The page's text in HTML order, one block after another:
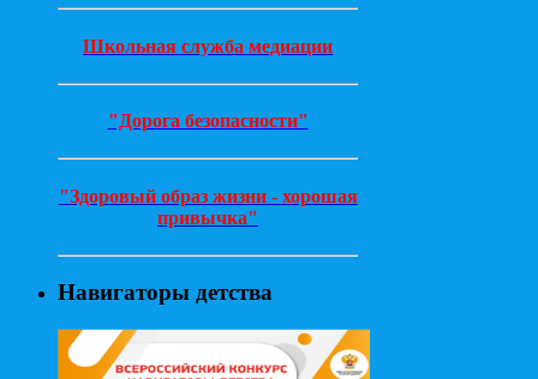
Школьная служба медиации
"Дорога безопасности"
"Здоровый образ жизни - хорошая
привычка"
Навигаторы детства